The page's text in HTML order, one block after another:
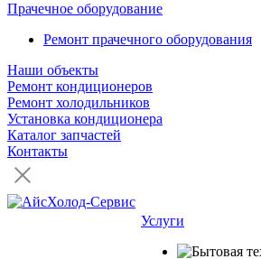
Прачечное оборудование
Ремонт прачечного оборудования
Наши объекты
Ремонт кондиционеров
Ремонт холодильников
Установка кондиционера
Каталог запчастей
Контакты
Услуги